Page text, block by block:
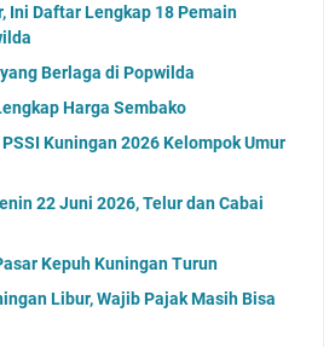
Ini Daftar Lengkap 18 Pemain
Berlaga di Popwilda
Harga Sembako
Kuningan 2026 Kelompok Umur
22 Juni 2026, Telur dan Cabai
Kepuh Kuningan Turun
Libur, Wajib Pajak Masih Bisa